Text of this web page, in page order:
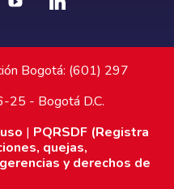
Bogotá: (601) 297
25 - Bogotá D.C.
| PQRSDF (Registra
quejas,
y derechos de